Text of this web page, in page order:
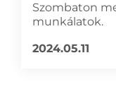
Szombaton
munkálatok.
2024.05.11